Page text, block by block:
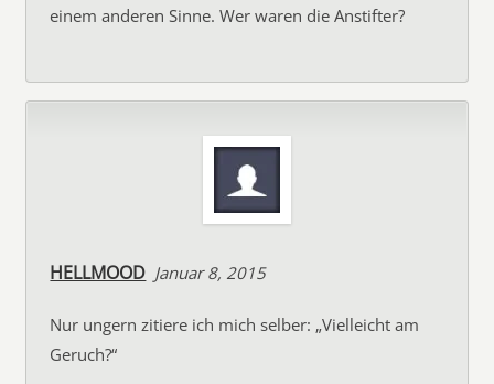
einem anderen Sinne. Wer waren die Anstifter?
HELLMOOD Januar 8, 2015
Nur ungern zitiere ich mich selber: „Vielleicht am
Geruch?“